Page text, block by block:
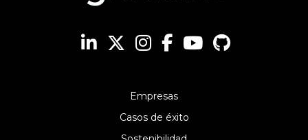
Empresas
Casos de éxito